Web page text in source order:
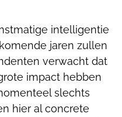
intelligentie
jaren zullen
verwacht dat
impact hebben
slechts
hier al concrete